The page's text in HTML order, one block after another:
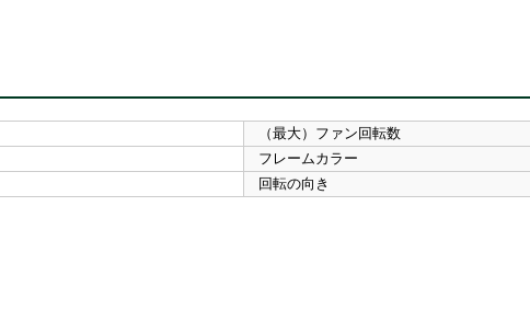
（最大）ファン回転数
フレームカラー
回転の向き